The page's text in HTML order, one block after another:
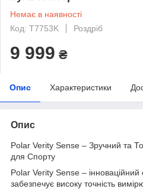
Немає в наявності
Код: T7753K
Роздріб
9 999 ₴
Опис Характеристики
Опис
Polar Verity Sense – Зручний та
для Спорту
Polar Verity Sense –
забезпечує високу точність